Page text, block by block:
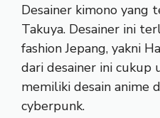
Desainer kimono yang
Takuya. Desainer ini
fashion Jepang, yakni
dari desainer ini cukup
memiliki desain anime
cyberpunk.